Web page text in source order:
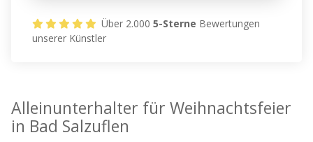
Über 2.0005-Sterne Bewertungen
unserer Künstler
Alleinunterhalter für Weihnachtsfeier
in Bad Salzuflen